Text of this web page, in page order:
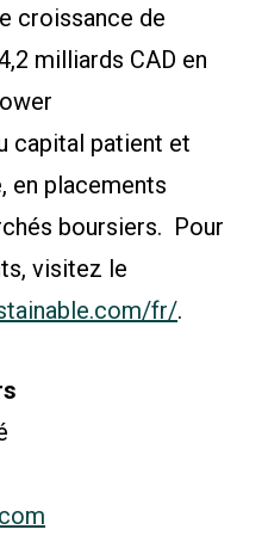
croissance de
milliards CAD en
capital patient et
en placements
boursiers. Pour
visitez le
fr/.